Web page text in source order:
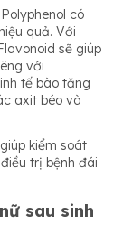
có
quả. Với
sẽ giúp
với
tế bào tăng
axit béo và
kiểm soát
trị bệnh đái
sau sinh